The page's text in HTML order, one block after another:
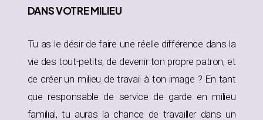
DANSVOTRE MILIEU
Tu as le désir de faire une réelle différence dans la
vie des tout-petits, de devenir ton propre patron, et
de créer un milieu de travail à ton image ? En tant
que responsable de service de garde en milieu
familial, tu auras la chance de travailler dans un